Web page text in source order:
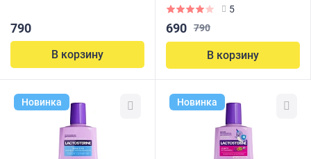
790
В корзину
5
790
690
В корзину
Новинка Новинка